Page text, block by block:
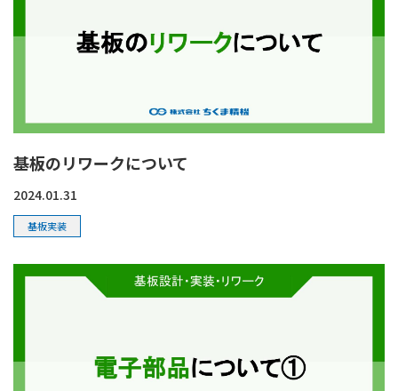
基板のリワークについて
2024.01.31
基板実装